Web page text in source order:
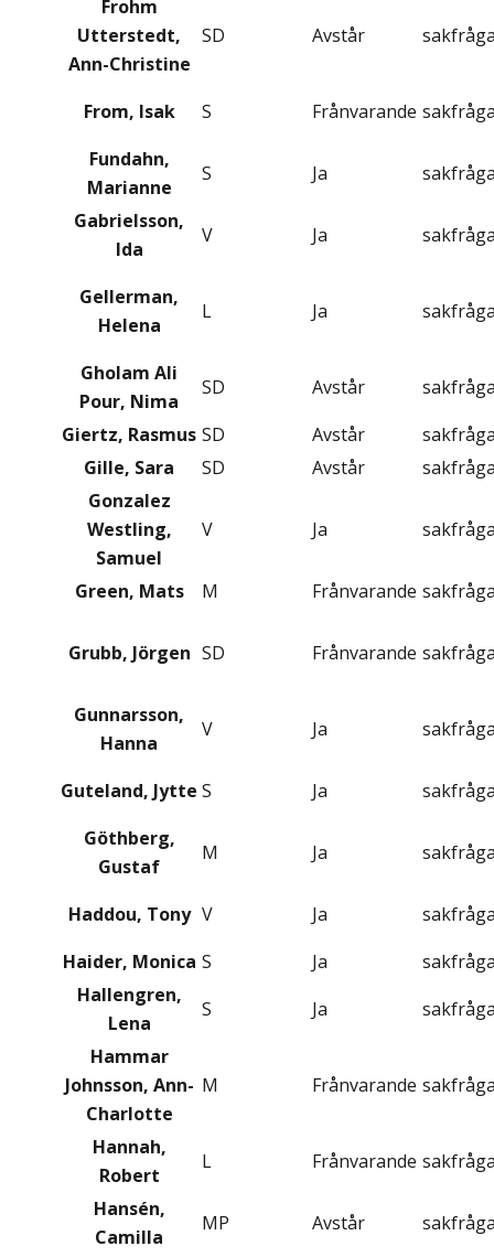
Frohm
Utterstedt,
Ann-Christine
SD Avstår
From, Isak S Frånvarande
Fundahn,
Marianne
S Ja
Gabrielsson,
Ida
V Ja
Gellerman,
Helena
L Ja
Gholam Ali
Pour, Nima
SD Avstår
Giertz, Rasmus SD Avstår
Gille, Sara
SD Avstår
Gonzalez
Westling,
Samuel
V Ja
Green, Mats M Frånvarande
Grubb, Jörgen SD Frånvarande
Gunnarsson,
Hanna
V Ja
Guteland, Jytte S Ja
Göthberg,
Gustaf
M Ja
Haddou, Tony V Ja
Haider, Monica S Ja
Hallengren,
Lena
S Ja
Hammar
Johnsson, Ann-
Charlotte
M Frånvarande
Hannah,
Robert
L Frånvarande
Hansén,
Camilla
MP Avstår